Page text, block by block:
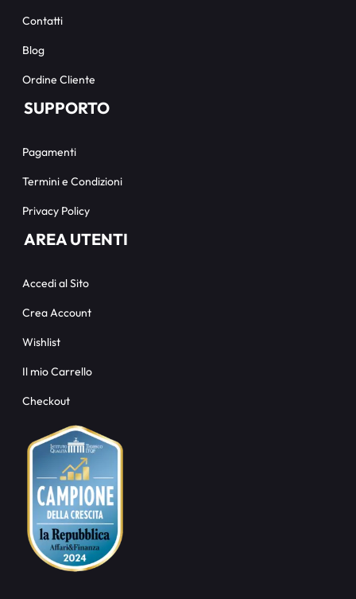
Contatti
Blog
Ordine Cliente
SUPPORTO
Pagamenti
Termini e Condizioni
Privacy Policy
AREA UTENTI
Accedi al Sito
Crea Account
Wishlist
Il mio Carrello
Checkout